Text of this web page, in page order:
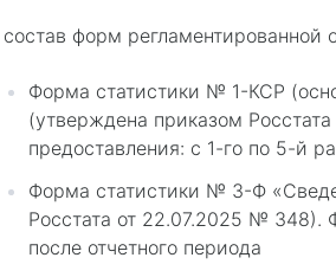
форм регламентированной
Форма статистики № 1-КСР
(утверждена приказом
предоставления: с 1-го по 5-й
Форма статистики № 3-Ф
Росстата от 22.07.2025 № 348).
после отчетного периода